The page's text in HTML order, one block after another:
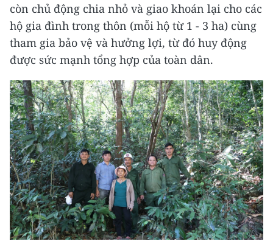
còn chủ động chia nhỏ và giao khoán lại cho các
hộ gia đình trong thôn (mỗi hộ từ 1 - 3 ha) cùng
tham gia bảo vệ và hưởng lợi, từ đó huy động
được sức mạnh tổng hợp của toàn dân.